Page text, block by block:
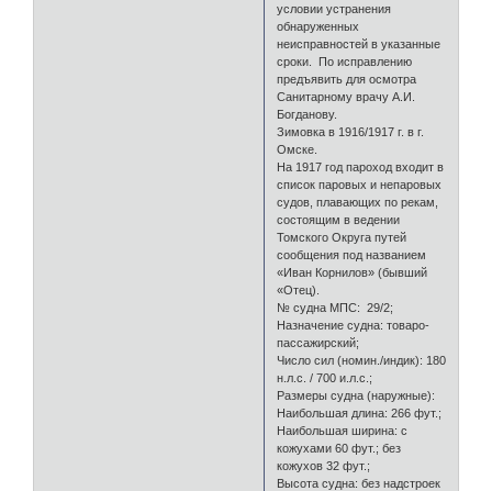
условии устранения
обнаруженных
неисправностей в указанные
сроки. По исправлению
предъявить для осмотра
Санитарному врачу А.И.
Богданову.
Зимовка в 1916/1917 г. в г.
Омске.
На 1917 год пароход входит в
список паровых и непаровых
судов, плавающих по рекам,
состоящим в ведении
Томского Округа путей
сообщения под названием
«Иван Корнилов» (бывший
«Отец).
№ судна МПС: 29/2;
Назначение судна: товаро-
пассажирский;
Число сил (номин./индик): 180
н.л.с. / 700 и.л.с.;
Размеры судна (наружные):
Наибольшая длина: 266 фут.;
Наибольшая ширина: с
кожухами 60 фут.; без
кожухов 32 фут.;
Высота судна: без надстроек